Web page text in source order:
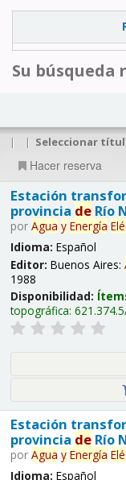
Su búsqueda
| | Seleccionar
Hacer reserva
Estación
provincia deRío
por Agua y Energía
Idioma: Español
Editor: Buenos Aires:
1988
Disponibilidad:
topográfica:
Estación
provincia deRío
por Agua y Energía
Idioma: Español